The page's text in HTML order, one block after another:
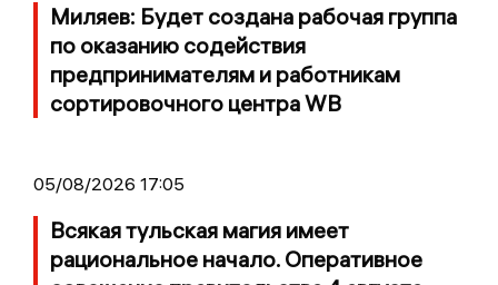
Миляев: Будет создана рабочая группа
по оказанию содействия
предпринимателям и работникам
сортировочного центра WB
05/08/2026 17:05
Всякая тульская магия имеет
рациональное начало. Оперативное